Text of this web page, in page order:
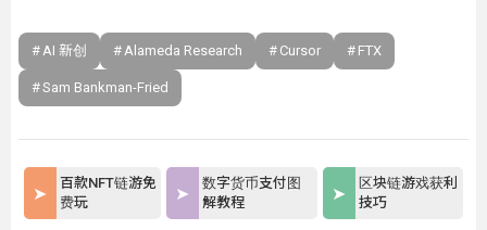
AI 新创 Alameda Research Cursor FTX
Sam Bankman-Fried
百款NFT链游免
费玩
数字货币支付图
解教程
区块链游戏获利
技巧